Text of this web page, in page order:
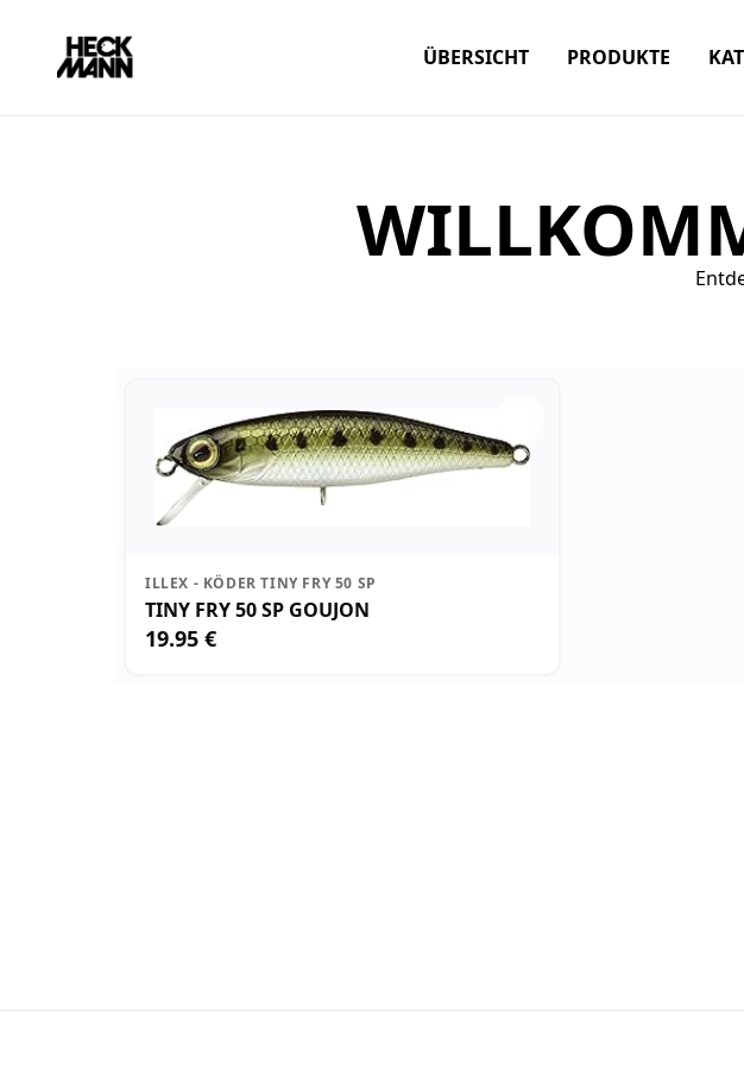
ÜBERSICHT PRODUKTE
ILLEX - KÖDER TINY FRY 50 SP
TINY FRY 50 SP GOUJON
19.95 €